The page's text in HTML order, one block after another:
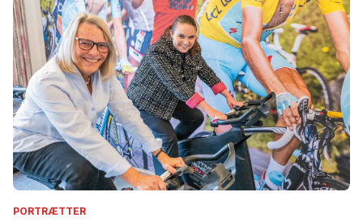
PORTRÆTTER